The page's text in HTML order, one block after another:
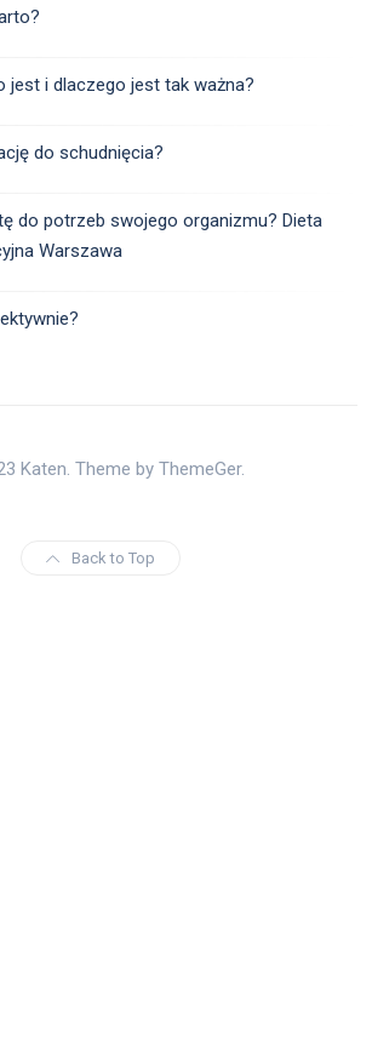
jest i dlaczego jest tak ważna?
do schudnięcia?
do potrzeb swojego organizmu? Dieta
Warszawa
Katen. Theme by ThemeGer.
Back to Top